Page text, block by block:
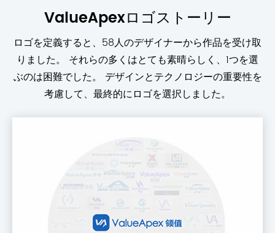
ValueApexロゴストーリー
ロゴを定義すると、58人のデザイナーから作品を受け取
りました。 それらの多くはとても素晴らしく、1つを選
ぶのは困難でした。 デザインとテクノロジーの重要性を
考慮して、最終的にロゴを選択しました。